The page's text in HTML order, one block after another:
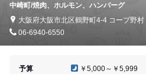
中崎町/焼肉、ホルモン、ハンバーグ
大阪府大阪市北区鶴野町4-4 コープ野
06-6940-6550
予算
￥5,000～￥5,999